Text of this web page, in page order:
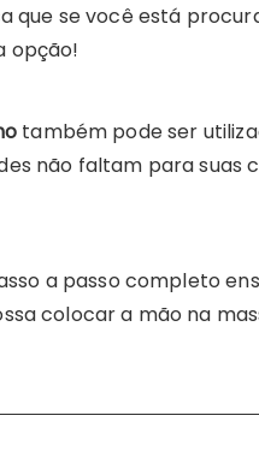
que se você está
opção!
também pode ser
não faltam para suas
a passo completo
colocar a mão na